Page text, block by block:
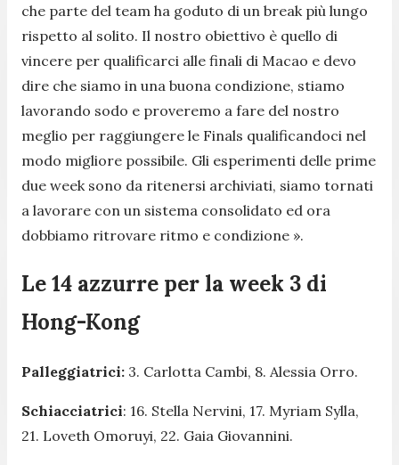
che parte del team ha goduto di un break più lungo
rispetto al solito. Il nostro obiettivo è quello di
vincere per qualificarci alle finali di Macao e devo
dire che siamo in una buona condizione, stiamo
lavorando sodo e proveremo a fare del nostro
meglio per raggiungere le Finals qualificandoci nel
modo migliore possibile. Gli esperimenti delle prime
due week sono da ritenersi archiviati, siamo tornati
a lavorare con un sistema consolidato ed ora
dobbiamo ritrovare ritmo e condizione ».
Le 14 azzurre per la week 3 di
Hong-Kong
Palleggiatrici: 3. Carlotta Cambi, 8. Alessia Orro.
Schiacciatrici: 16. Stella Nervini, 17. Myriam Sylla,
21. Loveth Omoruyi, 22. Gaia Giovannini.